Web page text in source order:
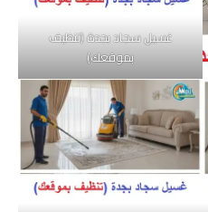
غسيل سجاد بجدة (تنظيف
بموقعك)